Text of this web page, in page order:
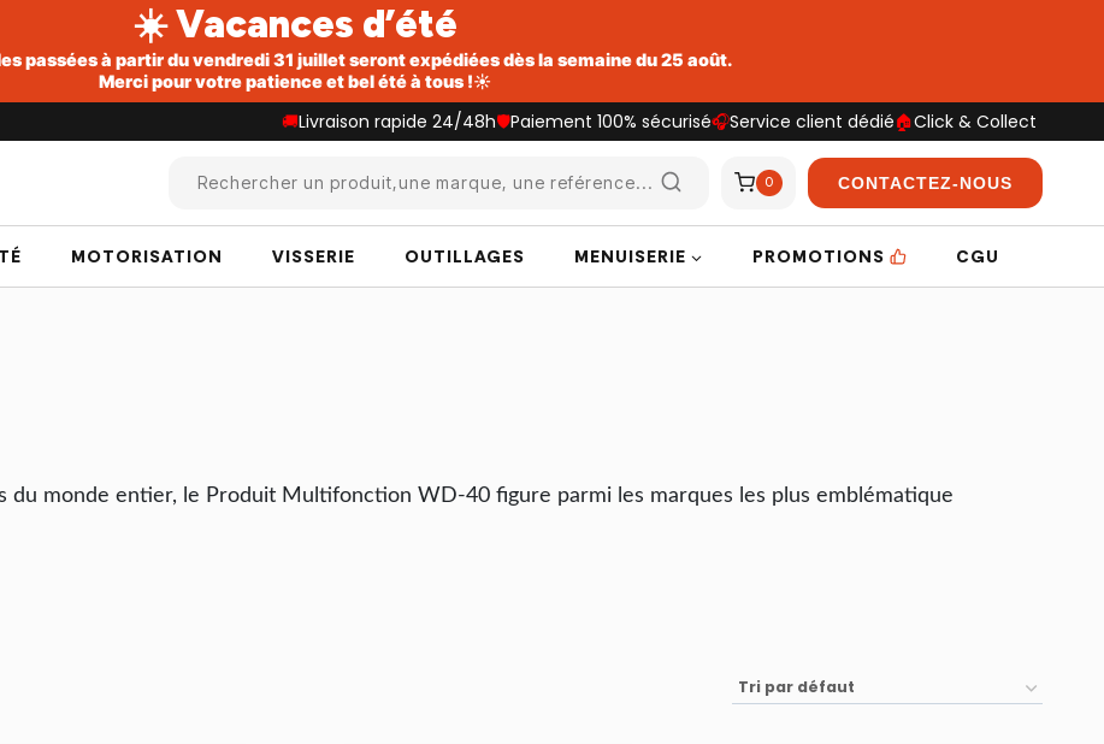
☀️ Vacances d’été
passées à partir du vendredi 31 juillet seront expédiées dès la semaine du 25 août.
Merci pour votre patience et bel été à tous !☀️
🚚Livraison rapide 24/48h🛡️Paiement 100% sécurisé🎧Service client dédié🏠Click & Collect
Rechercher un produit,une marque, une reférence... 0 CONTACTEZ-NOUS
MOTORISATION VISSERIE OUTILLAGES MENUISERIE PROMOTIONS CGU
du monde entier, le Produit Multifonction WD-40 figure parmi les marques les plus emblématique